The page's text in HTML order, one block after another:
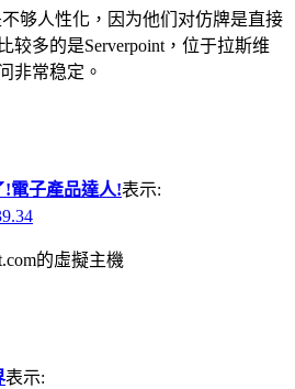
够人性化，因为他们对仿牌是直接
较多的是Serverpoint，位于拉斯维
非常稳定。
!電子產品達人!表示:
的虛擬主機
表示: